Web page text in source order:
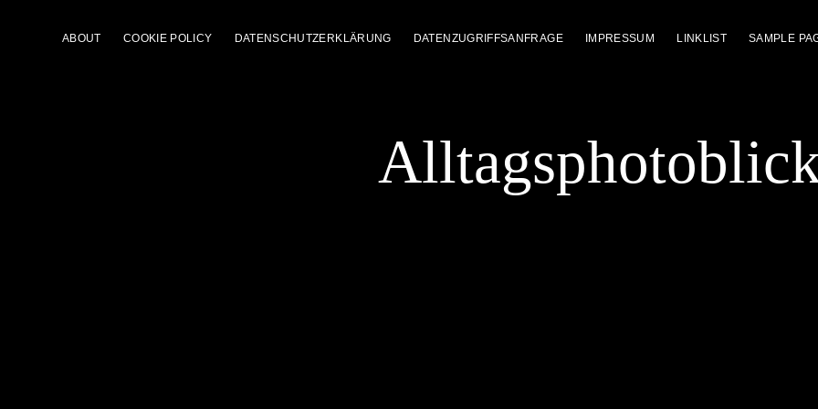
ABOUT COOKIE POLICY DATENSCHUTZERKLÄRUNG DATENZUGRIFFSANFRAGE IMPRESSUM LINKLIST SAMPLE